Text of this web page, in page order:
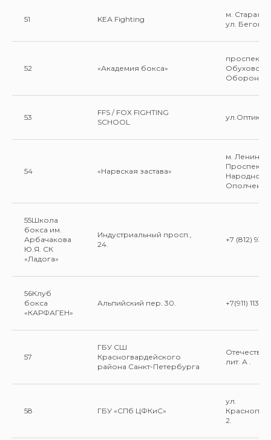
51 KEА Fighting
м. Старая
ул.
52 «Академия бокса»
проспект
Обороны
53
FFS / FOX FIGHTING
SCHOOL
ул.Оптиков
54 «Нарвская застава»
м.
Проспект
Народного
Ополчения
55Школа
бокса им.
Арбачакова
Ю.Я. СК
«Ладога»
Индустриальный просп.,
24.
+7 (812) 931-
56Клуб
бокса
«КАРФАГЕН»
Альпийский пер. 30. +7(911) 113-
57
ГБУ СШ
Красногвардейского
района Санкт-Петербурга
лит. А .
58 ГБУ «СПб ЦФКиС»
ул.
2.